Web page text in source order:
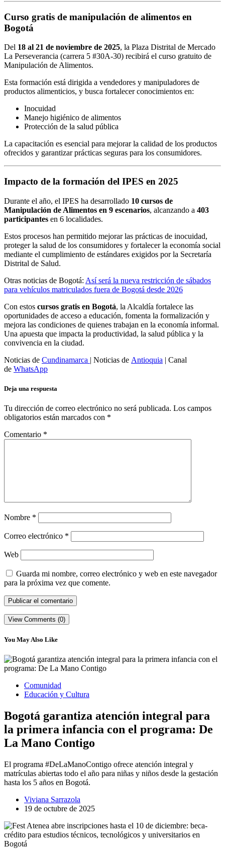
Curso gratis de manipulación de alimentos en
Bogotá
Del 18 al 21 de noviembre de 2025, la Plaza Distrital de Mercado
La Perseverancia (carrera 5 #30A-30) recibirá el curso gratuito de
Manipulación de Alimentos.
Esta formación está dirigida a vendedores y manipuladores de
productos alimenticios, y busca fortalecer conocimientos en:
Inocuidad
Manejo higiénico de alimentos
Protección de la salud pública
La capacitación es esencial para mejorar la calidad de los productos
ofrecidos y garantizar prácticas seguras para los consumidores.
Impacto de la formación del IPES en 2025
Durante el año, el IPES ha desarrollado 10 cursos de
Manipulación de Alimentos en 9 escenarios, alcanzando a 403
participantes en 6 localidades.
Estos procesos han permitido mejorar las prácticas de inocuidad,
proteger la salud de los consumidores y fortalecer la economía social
mediante el cumplimiento de estándares exigidos por la Secretaría
Distrital de Salud.
Otras noticias de Bogotá: Así será la nueva restricción de sábados
para vehículos matriculados fuera de Bogotá desde 2026
Con estos cursos gratis en Bogotá, la Alcaldía fortalece las
oportunidades de acceso a educación, fomenta la formalización y
mejora las condiciones de quienes trabajan en la economía informal.
Una apuesta que impacta la productividad, la salud pública y la
convivencia en la ciudad.
Noticias de Cundinamarca | Noticias de Antioquia | Canal
de WhatsApp
Deja una respuesta
Tu dirección de correo electrónico no será publicada. Los campos
obligatorios están marcados con *
Comentario *
Nombre *
Correo electrónico *
Web
Guarda mi nombre, correo electrónico y web en este navegador
para la próxima vez que comente.
View Comments (0)
You May Also Like
Comunidad
Educación y Cultura
Bogotá garantiza atención integral para
la primera infancia con el programa: De
La Mano Contigo
El programa #DeLaManoContigo ofrece atención integral y
matrículas abiertas todo el año para niñas y niños desde la gestación
hasta los 5 años en Bogotá.
Viviana Sarrazola
19 de octubre de 2025